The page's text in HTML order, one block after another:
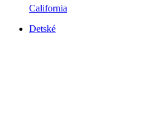
California
Detské